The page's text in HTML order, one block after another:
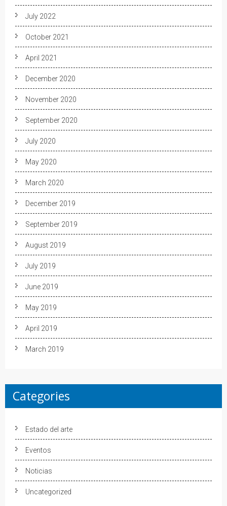
July 2022
October 2021
April 2021
December 2020
November 2020
September 2020
July 2020
May 2020
March 2020
December 2019
September 2019
August 2019
July 2019
June 2019
May 2019
April 2019
March 2019
Categories
Estado del arte
Eventos
Noticias
Uncategorized